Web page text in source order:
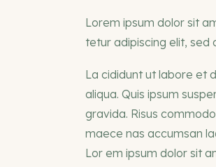
Lorem ipsum dolor sit
tetur adipiscing elit, sed
La cididunt ut labore et
aliqua. Quis ipsum
gravida. Risus
maece nas accumsan
Lor em ipsum dolor sit